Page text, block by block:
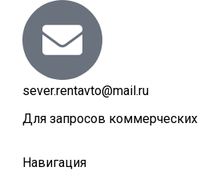
sever.rentavto@mail.ru
Для запросов
Навигация